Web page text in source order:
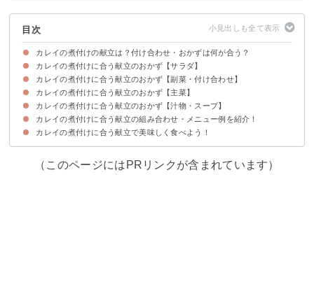
目次
カレイの煮付けの献立は？付け合わせ・おかずは何が合う？
カレイの煮付けに合う献立のおかず【サラダ】
①大根と水菜の梅サラダ
②ひじきとちくわのマカロニサラダ
③ポテトサラダ
④しめじともやしのサラダ
カレイの煮付けに合う献立のおかず【副菜・付け合わせ】
①かぼちゃとベーコンのソテー
②大根ときゅうりの塩昆布和え
③たこときゅうりの酢の物
④ナスとオクラの煮びたし
⑤ほうれん草と人参の白和え
カレイの煮付けに合う献立のおかず【主菜】
①湯豆腐
②豆苗と卵の炒め物
③ふろふき大根
④糸こんにゃくと豚肉の味噌炒め
カレイの煮付けに合う献立のおかず【汁物・スープ】
①豆腐となめこの味噌汁
②豆乳味噌汁
③牛汁
④きのこの生姜スープ
カレイの煮付けに合う献立の組み合わせ・メニュー例を紹介！
献立メニュー例①
献立メニュー例②
献立メニュー例③
カレイの煮付けに合う献立で美味しく食べよう！
（このページにはPRリンクが含まれています）